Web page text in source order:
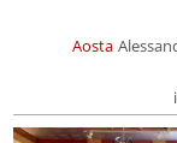
Aosta